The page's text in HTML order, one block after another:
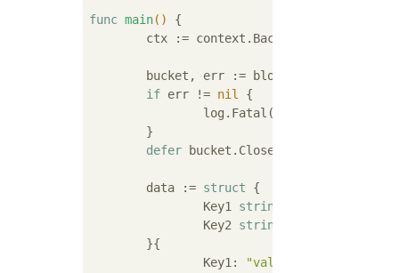
func main()
{
bucket, err :=
if err != nil
{
defer bucket.Close()
	data :=
struct {
		Key1
string
		Key2
string
		Key1:
"value1"